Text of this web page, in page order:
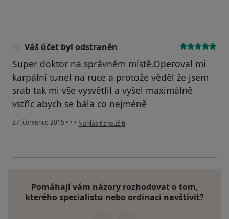
Váš účet byl odstraněn
Super doktor na správném místě.Operoval mi
karpální tunel na ruce a protože věděl že jsem
srab tak mi vše vysvětlil a vyšel maximálně
vstříc abych se bála co nejméně
27. července 2015 • • • podle názoru uživatele Váš účet byl odstraněn
Nahlásit zneužití
Pomáhají vám názory rozhodovat o tom,
kterého specialistu nebo ordinaci navštívit?